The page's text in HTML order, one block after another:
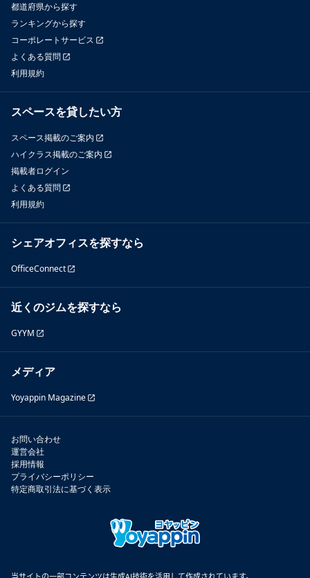
都道府県から探す
ランキングから探す
コーポレートサービス
よくある質問
利用規約
スペースを貸したい方
スペース掲載のご案内
ハイクラス掲載のご案内
掲載者ログイン
よくある質問
利用規約
シェアオフィスを探すなら
OfficeConnect
近くのジムを探すなら
GYYM
メディア
Yoyappin Magazine
お問い合わせ
運営会社
採用情報
プライバシーポリシー
特定商取引法に基づく表示